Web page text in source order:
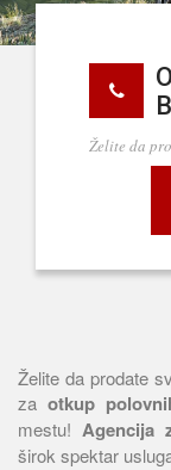
Želite da
Želite da prodate
za otkup
mestu! Agencija
širok spektar